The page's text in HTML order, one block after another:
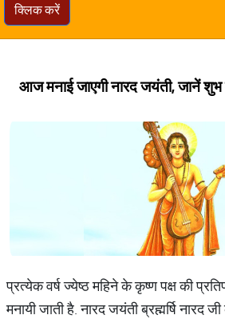
क्लिक करें
आज मनाई जाएगी नारद जयंती, जानें शुभ
प्रत्येक वर्ष ज्येष्ठ महिने के कृष्ण पक्ष की
मनायी जाती है. नारद जयंती ब्रह्मर्षि नारद